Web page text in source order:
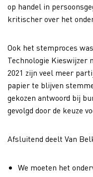
op handel in
kritischer over het
Ook het stemproces
Technologie Kieswijzer
2021 zijn veel meer
papier te blijven
gekozen antwoord bij
gevolgd door de keuze
Afsluitend deelt Van
We moeten het